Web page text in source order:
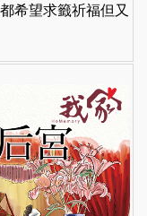
希望求籤祈福但又